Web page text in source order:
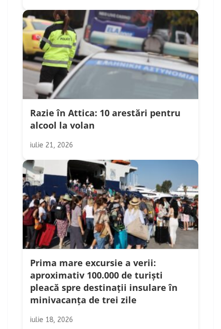
Razie în Attica: 10 arestări pentru
alcool la volan
iulie 21, 2026
Prima mare excursie a verii:
aproximativ 100.000 de turiști
pleacă spre destinații insulare în
minivacanța de trei zile
iulie 18, 2026